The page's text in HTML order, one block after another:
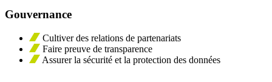
Gouvernance
Cultiver des relations de partenariats
Faire preuve de transparence
Assurer la sécurité et la protection des données